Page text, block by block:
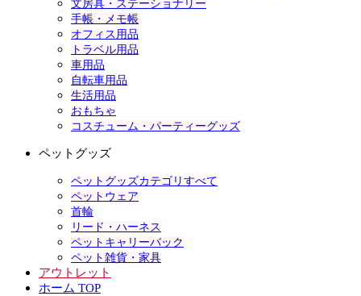
文房具・ステーショナリー
手帳・メモ帳
オフィス用品
トラベル用品
車用品
自転車用品
生活用品
おもちゃ
コスチューム・パーティーグッズ
ペットグッズ
ペットグッズカテゴリすべて
ペットウェア
首輪
リード・ハーネス
ペットキャリーバック
ペット雑貨・家具
アウトレット
ホーム TOP